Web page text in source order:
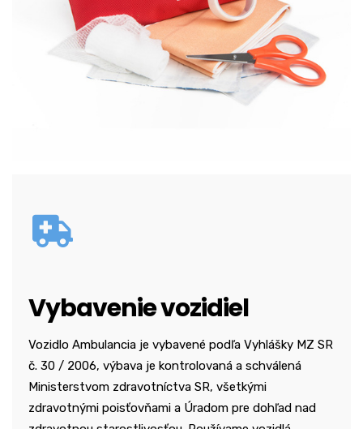
Vybavenie vozidiel
Vozidlo Ambulancia je vybavené podľa Vyhlášky MZ SR
č. 30 / 2006, výbava je kontrolovaná a schválená
Ministerstvom zdravotníctva SR, všetkými
zdravotnými poisťovňami a Úradom pre dohľad nad